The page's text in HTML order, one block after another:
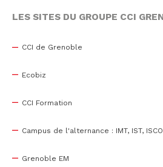
LES SITES DU GROUPE CCI
CCI de Grenoble
Ecobiz
CCI Formation
Campus de l'alternance : IMT, IST, ISCO
Grenoble EM